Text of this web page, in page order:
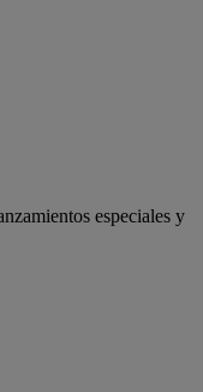
especiales y